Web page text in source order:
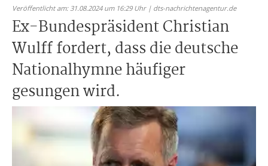
Veröffentlicht am: 31.08.2024 um 16:29 Uhr | dts-nachrichtenagentur.de
Ex-Bundespräsident Christian
Wulff fordert, dass die deutsche
Nationalhymne häufiger
gesungen wird.